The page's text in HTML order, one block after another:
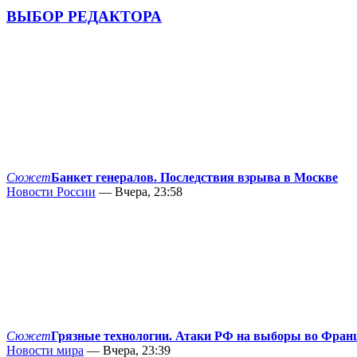
ВЫБОР РЕДАКТОРА
СюжетБанкет генералов. Последствия взрыва в Москве
Новости России — Вчера, 23:58
СюжетГрязные технологии. Атаки РФ на выборы во
Новости мира — Вчера, 23:39